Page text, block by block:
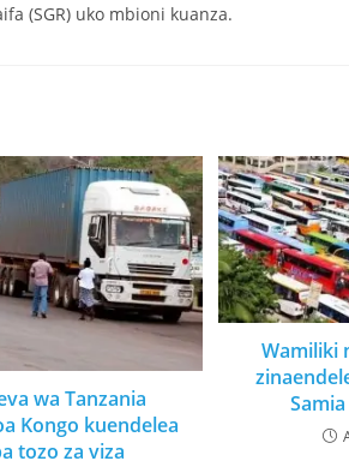
(SGR) uko mbioni kuanza.
wa Tanzania
Kongo kuendelea
tozo za viza
Wamiliki